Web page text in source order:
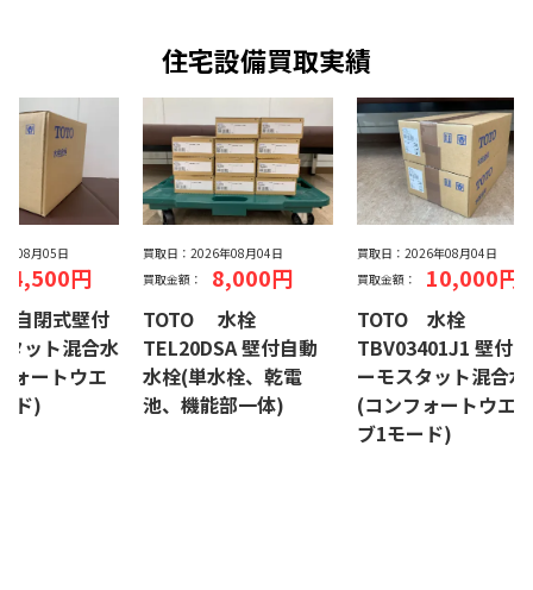
住宅設備買取実績
年08月05日
円
自閉式壁付
ット混合水
ォートウエ
ド)
買取日： 2026年08月04日
買取金額：
8,000円
TOTO 水栓
TEL20DSA 壁付自動
水栓(単水栓、乾電
池、機能部一体)
買取日： 2026年08月04日
買取金額：
10,000円
TOTO 水栓
TBV03401J1 壁付サ
ーモスタット混合
(コンフォートウエ
ブ1モード)